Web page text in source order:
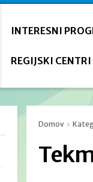
INTERESNI
REGIJSKI CENTRI
Domov